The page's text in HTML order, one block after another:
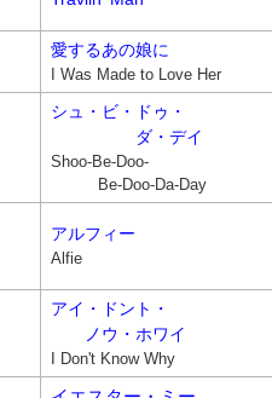
愛するあの娘に
I Was Made to Love Her
シュ・ビ・ドゥ・
ダ・デイ
Shoo-Be-Doo-
Be-Doo-Da-Day
アルフィー
Alfie
アイ・ドント・
ノウ・ホワイ
I Don't Know Why